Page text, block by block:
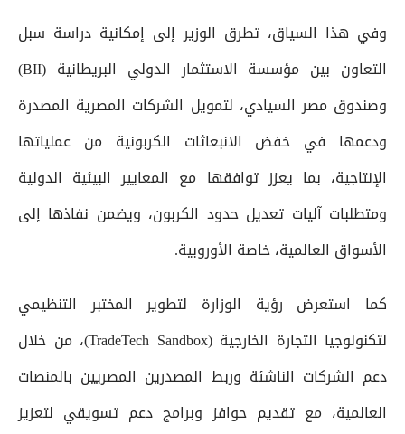
وفي هذا السياق، تطرق الوزير إلى إمكانية دراسة سبل
التعاون بين مؤسسة الاستثمار الدولي البريطانية (BII)
وصندوق مصر السيادي، لتمويل الشركات المصرية المصدرة
ودعمها في خفض الانبعاثات الكربونية من عملياتها
الإنتاجية، بما يعزز توافقها مع المعايير البيئية الدولية
ومتطلبات آليات تعديل حدود الكربون، ويضمن نفاذها إلى
الأسواق العالمية، خاصة الأوروبية.
كما استعرض رؤية الوزارة لتطوير المختبر التنظيمي
لتكنولوجيا التجارة الخارجية (TradeTech Sandbox)، من خلال
دعم الشركات الناشئة وربط المصدرين المصريين بالمنصات
العالمية، مع تقديم حوافز وبرامج دعم تسويقي لتعزيز